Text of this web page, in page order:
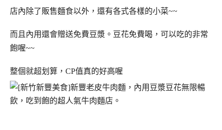
店內除了販售麵食以外，還有各式各樣的小菜~~
而且內用還會贈送免費豆漿。豆花免費喝，可以吃的非常
飽喔~~
整個就超划算，CP值真的好高喔